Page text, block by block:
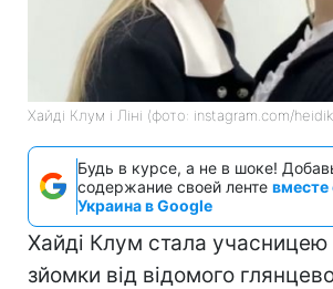
Хайді Клум і Ліні (фото: instagram.com/
Будь в курсе, а не в шоке!
содержание своей ленте вместе
Украина в Google
Хайді Клум стала учасницею
зйомки від відомого